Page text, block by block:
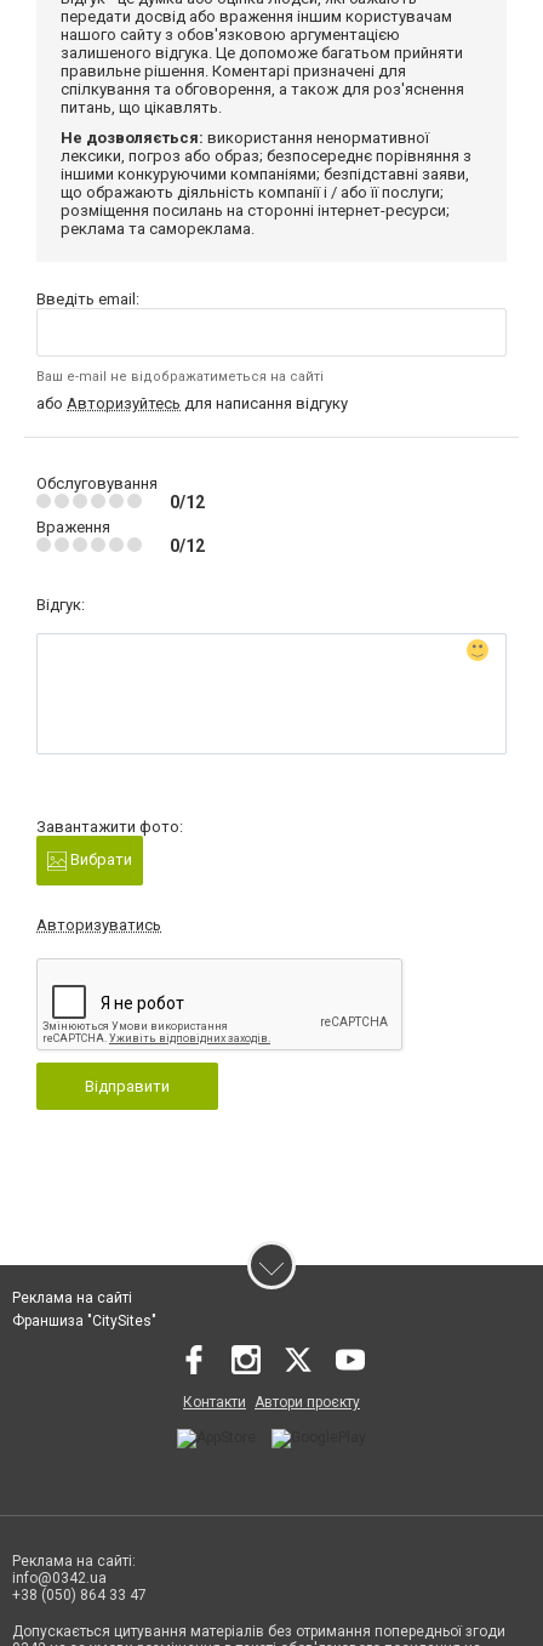
передати досвід або враження іншим користувачам
нашого сайту з обов'язковою аргументацією
залишеного відгука. Це допоможе багатьом прийняти
правильне рішення. Коментарі призначені для
спілкування та обговорення, а також для роз'яснення
питань, що цікавлять.
Не дозволяється: використання ненормативної
лексики, погроз або образ; безпосереднє порівняння з
іншими конкуруючими компаніями; безпідставні заяви,
що ображають діяльність компанії і / або її послуги;
розміщення посилань на сторонні інтернет-ресурси;
реклама та самореклама.
Введіть email:
Ваш e-mail не відображатиметься на сайті
або Авторизуйтесь для написання відгуку
Обслуговування
0/12
Враження
0/12
Відгук:
Завантажити фото:
Вибрати
Авторизуватись
Відправити
Реклама на сайті
Франшиза "CitySites"
Контакти Автори проєкту
Реклама на сайті:
info@0342.ua
+38 (050) 864 33 47
Допускається цитування матеріалів без отримання попередньої згоди